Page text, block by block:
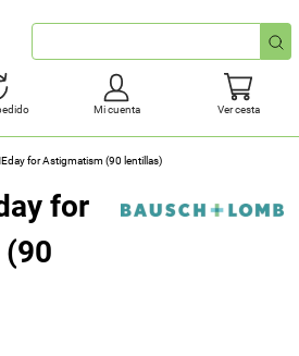
Búsqueda
rápida
Mi cuenta Ver cesta
for Astigmatism (90 lentillas)
for